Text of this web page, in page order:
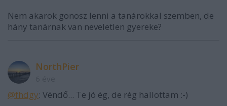
Nem akarok gonosz lenni a tanárokkal szemben, de
hány tanárnak van neveletlen gyereke?
NorthPier
@fhdgy: Véndő... Te jó ég, de rég hallottam :-)